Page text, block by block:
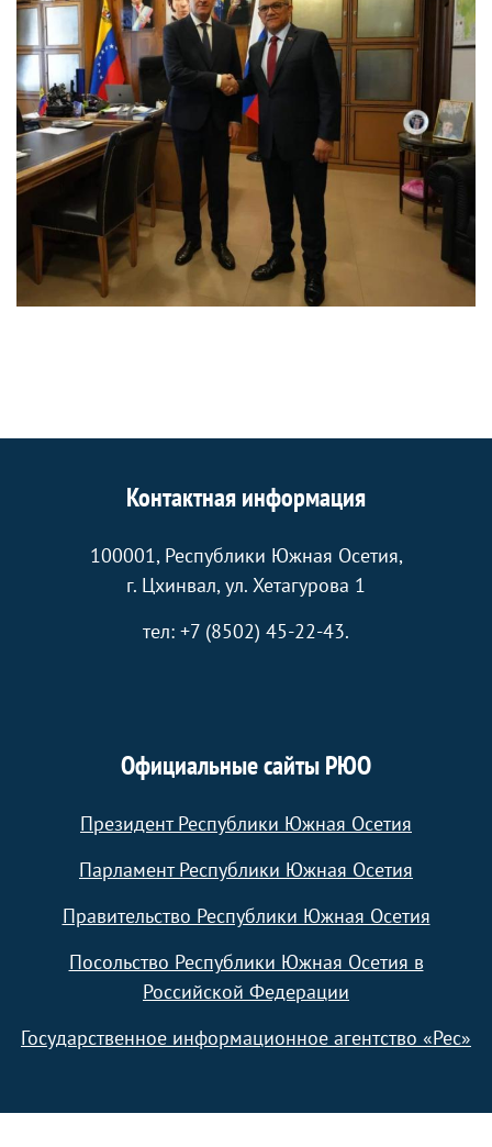
Контактная информация
100001, Республики Южная Осетия,
г. Цхинвал, ул. Хетагурова 1
тел: +7 (8502) 45-22-43.
Официальные сайты РЮО
Президент Республики Южная Осетия
Парламент Республики Южная Осетия
Правительство Республики Южная Осетия
Посольство Республики Южная Осетия в
Российской Федерации
Государственное информационное агентство «Рес»